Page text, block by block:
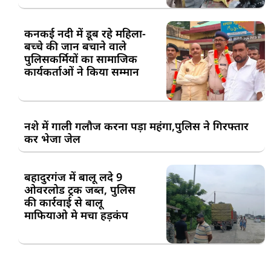
कनकई नदी में डूब रहे महिला-
बच्चे की जान बचाने वाले
पुलिसकर्मियों का सामाजिक
कार्यकर्ताओं ने किया सम्मान
नशे में गाली गलौज करना पड़ा महंगा,पुलिस ने गिरफ्तार
कर भेजा जेल
बहादुरगंज में बालू लदे 9
ओवरलोड ट्रक जब्त, पुलिस
की कार्रवाई से बालू
माफियाओ मे मचा हड़कंप